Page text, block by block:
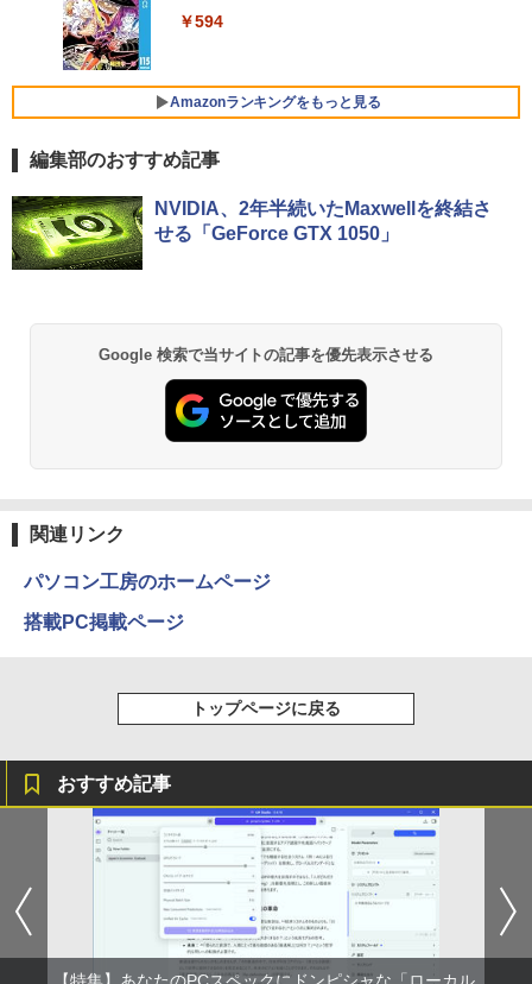
Pentium N3700 最大2.8GHz 360度画面
回転により タッチパネル対応 8G SSD 5
uetooth 12インチノートパソコンOffice
￥34,800
N1565CAL AMD Ryzen 7 5700U メモリ
8GB SSD512GB 15インチ フルHD Wind
ows11 Home WEBカメラ 無線LAN テン
キー DVDマルチ 1年保証 レビュー特典：
WPS Office Bランク パソコン ノートパ
ソコン
￥34,800
け
RE M70Q TINY 11DU-S6QK00 中古パソ
Pro Core i5 中古PC パソコレ 3年保証 ポ
イント10-20倍
￥18,500
公式ショップ amadana 15.6インチ モバ
イルモニター ポータブルディスプレイ 1
y：DP10『極限まで削ぎ落した、美しい
ット抜け保証1年付】
￥1,650
￥2,980
art Basic)
￥594
Amazonランキングをもっと見る
編集部のおすすめ記事
NVIDIA、2年半続いたMaxwellを終結さ
せる「GeForce GTX 1050」
Google 検索で当サイトの記事を優先表示させる
関連リンク
パソコン工房のホームページ
搭載PC掲載ページ
トップページに戻る
おすすめ記事